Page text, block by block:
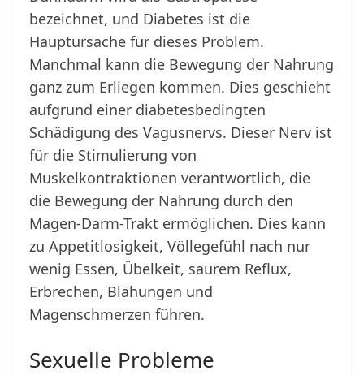
bezeichnet, und Diabetes ist die
Hauptursache für dieses Problem.
Manchmal kann die Bewegung der Nahrung
ganz zum Erliegen kommen. Dies geschieht
aufgrund einer diabetesbedingten
Schädigung des Vagusnervs. Dieser Nerv ist
für die Stimulierung von
Muskelkontraktionen verantwortlich, die
die Bewegung der Nahrung durch den
Magen-Darm-Trakt ermöglichen. Dies kann
zu Appetitlosigkeit, Völlegefühl nach nur
wenig Essen, Übelkeit, saurem Reflux,
Erbrechen, Blähungen und
Magenschmerzen führen.
Sexuelle Probleme